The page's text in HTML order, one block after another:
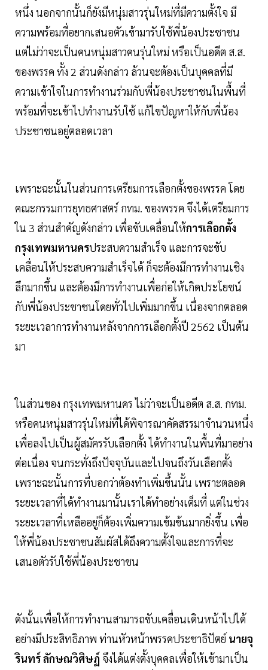
หนึ่ง นอกจากนั้นก็ยังมีหนุ่มสาวรุ่นใหม่ที่มีความตั้งใจ มี
ความพร้อมที่อยากเสนอตัวเข้ามารับใช้พี่น้องประชาชน
แต่ไม่ว่าจะเป็นคนหนุ่มสาวคนรุ่นใหม่ หรือเป็นอดีต ส.ส.
ของพรรค ทั้ง 2 ส่วนดังกล่าว ล้วนจะต้องเป็นบุคคลที่มี
ความเข้าใจในการทำงานร่วมกับพี่น้องประชาชนในพื้นที่
พร้อมที่จะเข้าไปทำงานรับใช้ แก้ไขปัญหาให้กับพี่น้อง
ประชาชนอยู่ตลอดเวลา
เพราะฉะนั้นในส่วนการเตรียมการเลือกตั้งของพรรค โดย
คณะกรรมการยุทธศาสตร์ กทม. ของพรรค จึงได้เตรียมการ
ใน 3 ส่วนสำคัญดังกล่าว เพื่อขับเคลื่อนให้การเลือกตั้ง
กรุงเทพมหานครประสบความสำเร็จ และการจะขับ
เคลื่อนให้ประสบความสำเร็จได้ ก็จะต้องมีการทำงานเชิง
ลึกมากขึ้น และต้องมีการทำงานเพื่อก่อให้เกิดประโยชน์
กับพี่น้องประชาชนโดยทั่วไปเพิ่มมากขึ้น เนื่องจากตลอด
ระยะเวลาการทำงานหลังจากการเลือกตั้งปี 2562 เป็นต้น
มา
ในส่วนของ กรุงเทพมหานคร ไม่ว่าจะเป็นอดีต ส.ส. กทม.
หรือคนหนุ่มสาวรุ่นใหม่ที่ได้พิจารณาคัดสรรมาจำนวนหนึ่ง
เพื่อลงไปเป็นผู้สมัครรับเลือกตั้ง ได้ทำงานในพื้นที่มาอย่าง
ต่อเนื่อง จนกระทั่งถึงปัจจุบันและไปจนถึงวันเลือกตั้ง
เพราะฉะนั้นการที่บอกว่าต้องทำเพิ่มขึ้นนั้น เพราะตลอด
ระยะเวลาที่ได้ทำงานมานั้นเราได้ทำอย่างเต็มที่ แต่ในช่วง
ระยะเวลาที่เหลืออยู่ก็ต้องเพิ่มความเข้มข้นมากยิ่งขึ้น เพื่อ
ให้พี่น้องประชาชนสัมผัสได้ถึงความตั้งใจและการที่จะ
เสนอตัวรับใช้พี่น้องประชาชน
ดังนั้นเพื่อให้การทำงานสามารถขับเคลื่อนเดินหน้าไปได้
อย่างมีประสิทธิภาพ ท่านหัวหน้าพรรคประชาธิปัตย์ นายจุ
รินทร์ ลักษณวิศิษฏ์ จึงได้แต่งตั้งบุคคลเพื่อให้เข้ามาเป็น